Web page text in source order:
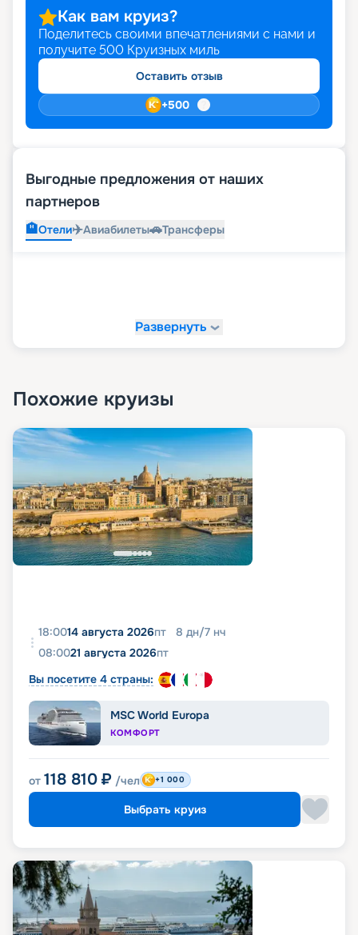
Как вам круиз?
Поделитесь своими впечатлениями с нами и
получите 500 Круизных миль
Оставить отзыв
+500
Выгодные предложения от наших
партнеров
🏨Отели✈️Авиабилеты🚗Трансферы
Развернуть
Похожие круизы
18:0014 августа 2026пт 8 дн/7 нч
08:0021 августа 2026пт
Вы посетите 4 страны:
MSC World Europa
КОМФОРТ
от 118 810 ₽ /чел +1 000
Выбрать круиз